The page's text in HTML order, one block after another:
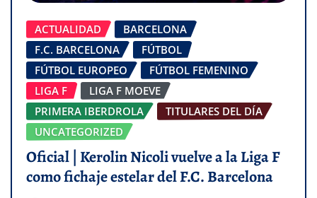
ACTUALIDAD
BARCELONA
F.C. BARCELONA
FÚTBOL
FÚTBOL EUROPEO
FÚTBOL FEMENINO
LIGA F
LIGA F MOEVE
PRIMERA IBERDROLA
TITULARES DEL DÍA
UNCATEGORIZED
Oficial | Kerolin Nicoli vuelve a la Liga F
como fichaje estelar del F.C. Barcelona